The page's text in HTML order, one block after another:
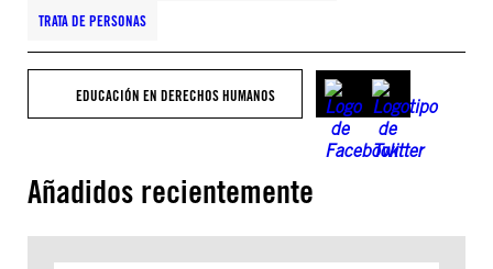
TRATA DE PERSONAS
EDUCACIÓN EN DERECHOS HUMANOS
Añadidos recientemente